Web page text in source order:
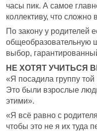
часы пик. А самое
коллективу, что сложно
По закону у родителей
общеобразовательную
выбор,
НЕ ХОТЯТ УЧИТЬСЯ
«Я посадила группу
Это были взрослые
этими».
«Я всё равно с
чтобы это не я их туда